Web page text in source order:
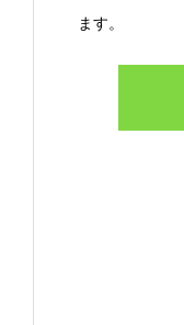
ます。